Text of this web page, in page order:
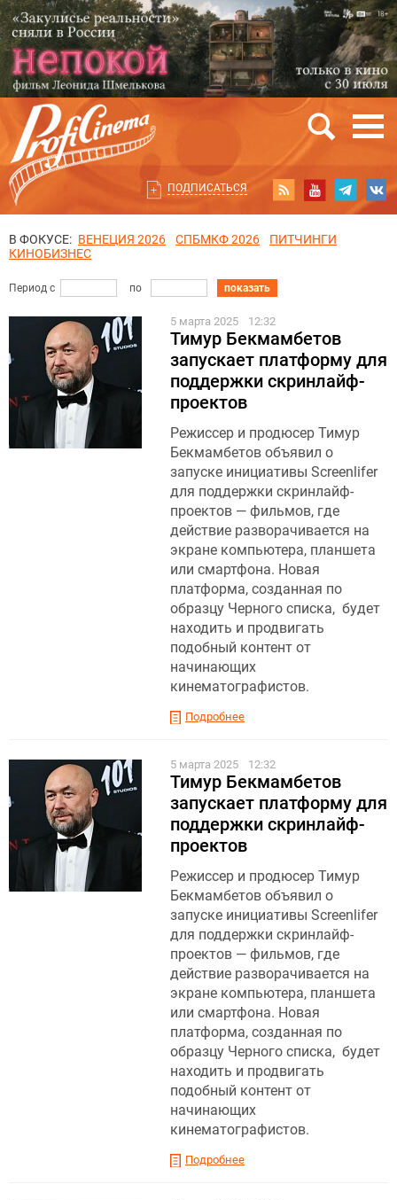
ПОДПИСАТЬСЯ
В ФОКУСЕ: ВЕНЕЦИЯ 2026 СПБМКФ 2026
ПИТЧИНГИ
КИНОБИЗНЕС
Период с по показать
5 марта 2025 12:32
Тимур Бекмамбетов
запускает платформу для
поддержки скринлайф-
проектов
Режиссер и продюсер Тимур
Бекмамбетов объявил о
запуске инициативы Screenlifer
для поддержки скринлайф-
проектов — фильмов, где
действие разворачивается на
экране компьютера, планшета
или смартфона. Новая
платформа, созданная по
образцу Черного списка, будет
находить и продвигать
подобный контент от
начинающих
кинематографистов.
Подробнее
5 марта 2025 12:32
Тимур Бекмамбетов
запускает платформу для
поддержки скринлайф-
проектов
Режиссер и продюсер Тимур
Бекмамбетов объявил о
запуске инициативы Screenlifer
для поддержки скринлайф-
проектов — фильмов, где
действие разворачивается на
экране компьютера, планшета
или смартфона. Новая
платформа, созданная по
образцу Черного списка, будет
находить и продвигать
подобный контент от
начинающих
кинематографистов.
Подробнее